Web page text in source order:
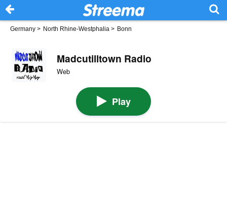
Germany > North Rhine-Westphalia > Bonn
Madcutilltown Radio
Web
Play